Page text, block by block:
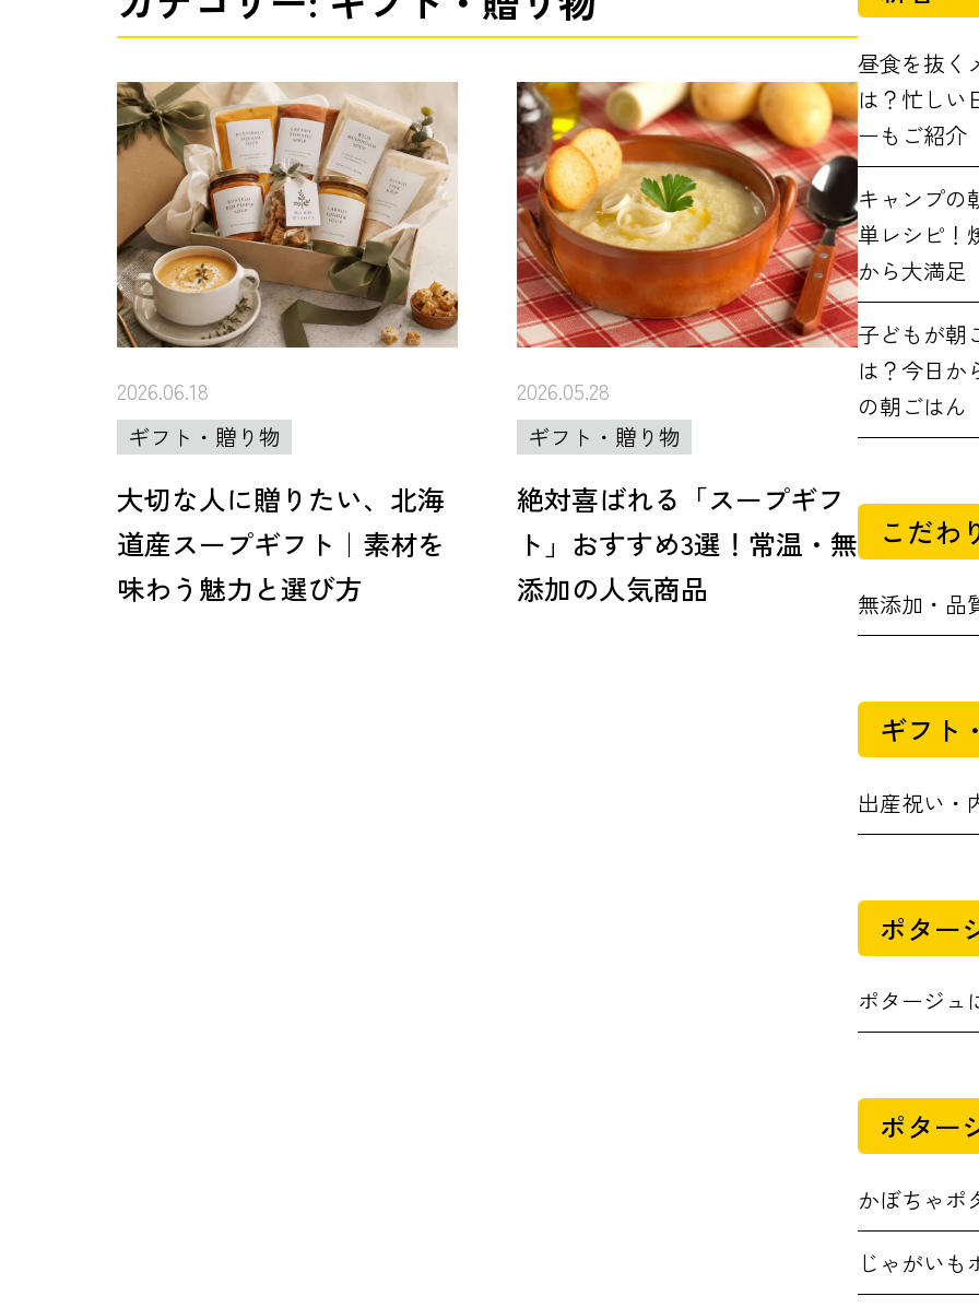
ギフト・贈り物
大切な人に贈りたい、北海
道産スープギフト｜素材を
味わう魅力と選び方
2026.06.18
ギフト・贈り物
絶対喜ばれる「スープギフ
ト」おすすめ3選！常温・無
添加の人気商品
2026.05.28
昼食を抜く
は？忙しい
ーもご紹介
キャンプの
単レシピ！
から大満足
子どもが朝
は？今日か
の朝ごはん
こだわ
無添加・品
ギフト
出産祝い・
ポター
ポタージュ
ポター
かぼちゃポ
じゃがいも